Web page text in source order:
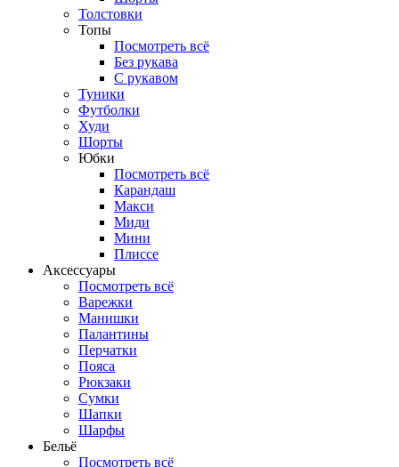
Толстовки
Топы
Посмотреть всё
Без рукава
С рукавом
Туники
Футболки
Худи
Шорты
Юбки
Посмотреть всё
Карандаш
Макси
Миди
Мини
Плиссе
Аксессуары
Посмотреть всё
Варежки
Манишки
Палантины
Перчатки
Пояса
Рюкзаки
Сумки
Шапки
Шарфы
Бельё
Посмотреть всё